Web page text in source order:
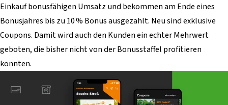
Einkauf bonusfähigen Umsatz und bekommen am Ende eines
Bonusjahres bis zu 10 % Bonus ausgezahlt. Neu sind exklusive
Coupons. Damit wird auch den Kunden ein echter Mehrwert
geboten, die bisher nicht von der Bonusstaffel profitieren
konnten.